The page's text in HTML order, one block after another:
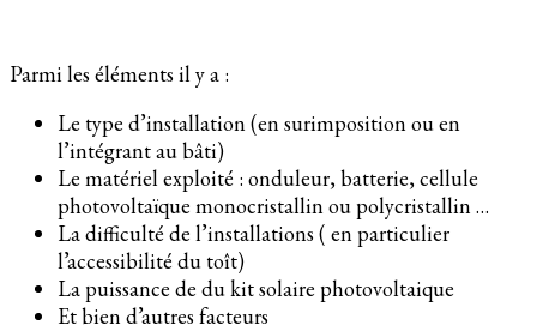
Parmi les éléments il y a :
Le type d’installation (en surimposition ou en
l’intégrant au bâti)
Le matériel exploité : onduleur, batterie, cellule
photovoltaïque monocristallin ou polycristallin …
La difficulté de l’installations ( en particulier
l’accessibilité du toît)
La puissance de du kit solaire photovoltaique
Et bien d’autres facteurs